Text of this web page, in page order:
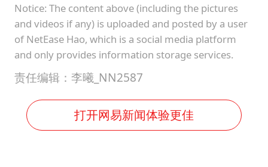
Notice: The content above (including the pictures
and videos if any) is uploaded and posted by a user
of NetEase Hao, which is a social media platform
and only provides information storage services.
责任编辑：李曦_NN2587
打开网易新闻体验更佳